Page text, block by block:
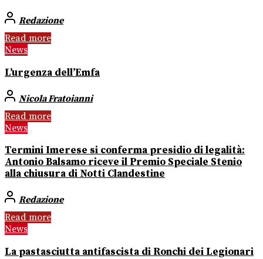
Redazione
Read more
News
L’urgenza dell’Emfa
Nicola Fratoianni
Read more
News
Termini Imerese si conferma presidio di legalità:
Antonio Balsamo riceve il Premio Speciale Stenio
alla chiusura di Notti Clandestine
Redazione
Read more
News
La pastasciutta antifascista di Ronchi dei Legionari